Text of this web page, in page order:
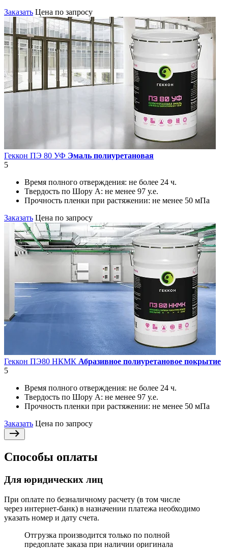
Заказать Цена по запросу
Геккон ПЭ 80 УФ Эмаль полиуретановая
5
Время полного отверждения: не более 24 ч.
Твердость по Шору А: не менее 97 у.е.
Прочность пленки при растяжении: не менее 50 мПа
Заказать Цена по запросу
Геккон ПЭ80 НКМК Абразивное полиуретановое покрытие
5
Время полного отверждения: не более 24 ч.
Твердость по Шору А: не менее 97 у.е.
Прочность пленки при растяжении: не менее 50 мПа
Заказать Цена по запросу
Способы оплаты
Для юридических лиц
При оплате по безналичному расчету (в том числе
через интернет-банк) в назначении платежа необходимо
указать номер и дату счета.
Отгрузка производится только по полной
предоплате заказа при наличии оригинала